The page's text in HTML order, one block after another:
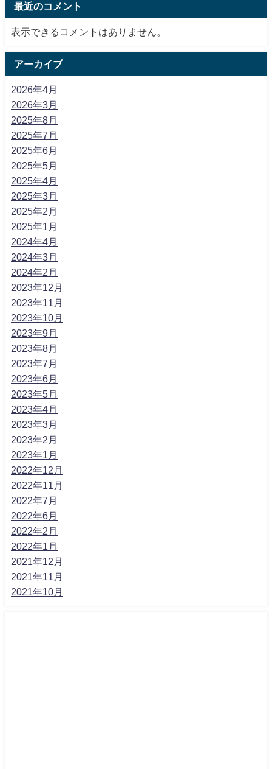
最近のコメント
表示できるコメントはありません。
アーカイブ
2026年4月
2026年3月
2025年8月
2025年7月
2025年6月
2025年5月
2025年4月
2025年3月
2025年2月
2025年1月
2024年4月
2024年3月
2024年2月
2023年12月
2023年11月
2023年10月
2023年9月
2023年8月
2023年7月
2023年6月
2023年5月
2023年4月
2023年3月
2023年2月
2023年1月
2022年12月
2022年11月
2022年7月
2022年6月
2022年2月
2022年1月
2021年12月
2021年11月
2021年10月